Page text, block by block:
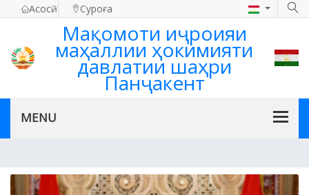
Асосӣ Суроға
Мақомоти иҷроияи
маҳаллии ҳокимияти
давлатии шаҳри
Панҷакент